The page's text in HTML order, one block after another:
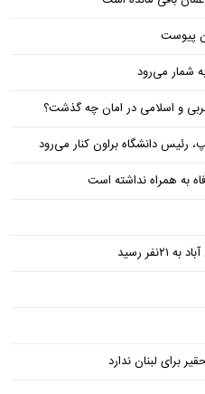
پیوست
شمار می‌رود
و اسلامی در امان چه گذشت؟
دانشگاه براون کنار می‌رود
به همراه نداشته است
رسید
برای لبنان ندارد